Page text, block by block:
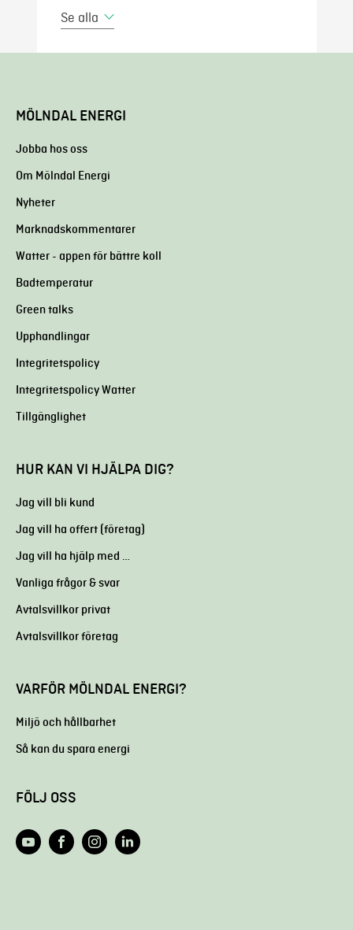
Se alla
MÖLNDAL ENERGI
Jobba hos oss
Om Mölndal Energi
Nyheter
Marknadskommentarer
Watter - appen för bättre koll
Badtemperatur
Green talks
Upphandlingar
Integritetspolicy
Integritetspolicy Watter
Tillgänglighet
HUR KAN VI HJÄLPA DIG?
Jag vill bli kund
Jag vill ha offert (företag)
Jag vill ha hjälp med …
Vanliga frågor & svar
Avtalsvillkor privat
Avtalsvillkor företag
VARFÖR MÖLNDAL ENERGI?
Miljö och hållbarhet
Så kan du spara energi
FÖLJ OSS